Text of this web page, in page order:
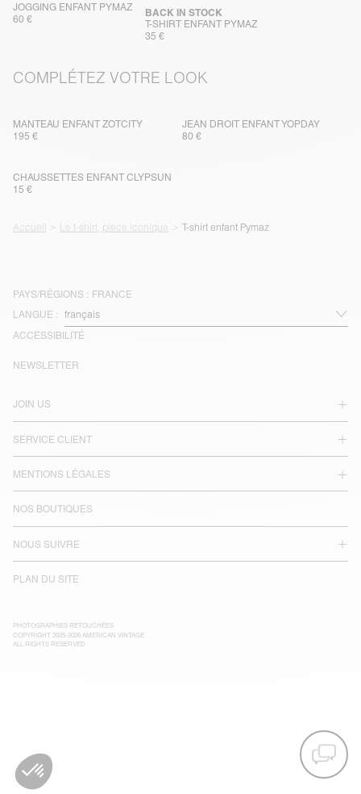
JOGGING ENFANT PYMAZ
60 €
T-SHIRT ENFANT PYMAZ
BACK IN STOCK
35 €
COMPLÉTEZ VOTRE LOOK
MANTEAU ENFANT ZOTCITY
195 €
JEAN DROIT ENFANT YOPDAY
80 €
CHAUSSETTES ENFANT CLYPSUN
15 €
Accueil Le t-shirt, pièce iconique T-shirt enfant Pymaz
PAYS/RÉGIONS : FRANCE
LANGUE :
ACCESSIBILITÉ
JOIN US
SERVICE CLIENT
MENTIONS LÉGALES
NOS BOUTIQUES
NOUS SUIVRE
PLAN DU SITE
NEWSLETTER
PHOTOGRAPHIES RETOUCHÉES
COPYRIGHT 2025-2026 AMERICAN VINTAGE
ALL RIGHTS RESERVED